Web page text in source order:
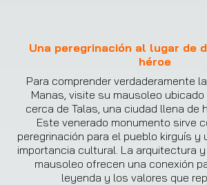
Una peregrinación al lugar de
héroe
Para comprender verdaderamente
Manas, visite su mausoleo
cerca de Talas, una ciudad llena de
Este venerado monumento sirve
peregrinación para el pueblo kirguís y
importancia cultural. La arquitectura
mausoleo ofrecen una conexión
leyenda y los valores que